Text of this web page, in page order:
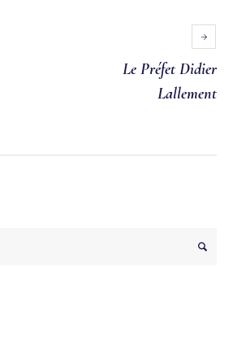
Le Préfet Didier
Lallement